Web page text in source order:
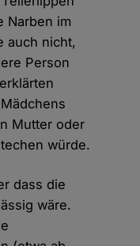
Narben im
auch nicht,
Person
Mutter oder
würde.
dass die
wäre.